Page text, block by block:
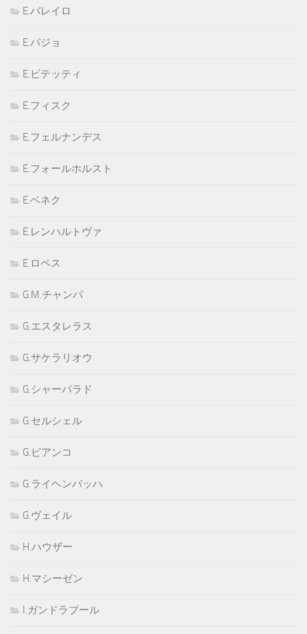
E.バレイロ
E.パジョ
E.ビテッティ
E.フィスク
E.フェルナンデス
E.フォールホルスト
E.ベネク
E.レンハルトヴァ
E.ロペス
G.M.チャンパ
G.エスタレラス
G.サケラリオウ
G.シャーパラド
G.セルシェル
G.ビアンコ
G.ライヘンバッハ
G.ヴェイル
H.ハウザー
H.マシーゼン
I.ガンドラブール